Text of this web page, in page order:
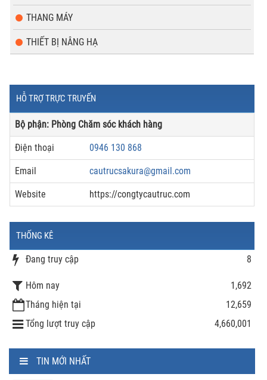
THANG MÁY
THIẾT BỊ NÂNG HẠ
HỖ TRỢ TRỰC TRUYẾN
Bộ phận: Phòng Chăm sóc khách hàng
Điện thoại 0946 130 868
Email cautrucsakura@gmail.com
Website https://congtycautruc.com
THỐNG KÊ
Đang truy cập 8
Hôm nay
1,692
Tháng hiện tại
12,659
Tổng lượt truy cập
4,660,001
TIN MỚI NHẤT